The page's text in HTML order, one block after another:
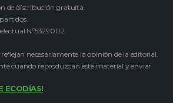
de distribución gratuita.
Nº5329002
necesariamente la opinión de la editorial.
cuando reproduzcan este material y enviar
ECODÍAS!